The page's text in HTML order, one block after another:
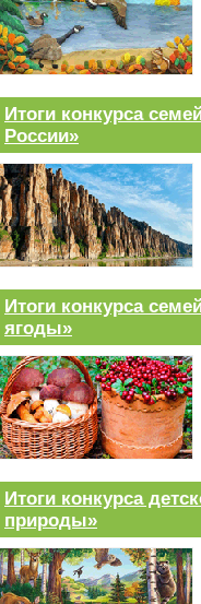
Итоги конкурса
России»
Итоги конкурса
ягоды»
Итоги конкурса
природы»